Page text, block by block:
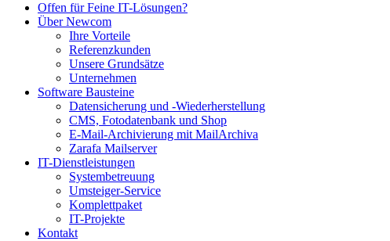
Offen für Feine IT-Lösungen?
Über Newcom
Ihre Vorteile
Referenzkunden
Unsere Grundsätze
Unternehmen
Software Bausteine
Datensicherung und -Wiederherstellung
CMS, Fotodatenbank und Shop
E-Mail-Archivierung mit MailArchiva
Zarafa Mailserver
IT-Dienstleistungen
Systembetreuung
Umsteiger-Service
Komplettpaket
IT-Projekte
Kontakt